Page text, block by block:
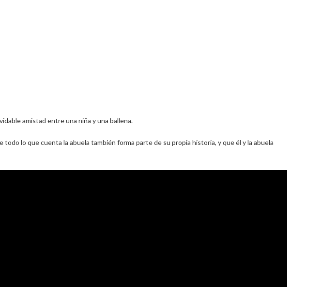
amistad entre una niña y una ballena.
lo que cuenta la abuela también forma parte de su propia historia, y que él y la abuela